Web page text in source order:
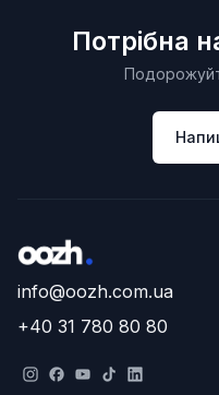
Потрібна
info@oozh.com.ua
+40 31 780 80 80